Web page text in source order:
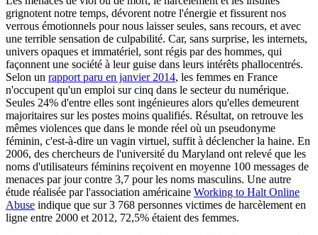
grignotent notre temps, dévorent notre l'énergie et fissurent nos
verrous émotionnels pour nous laisser seules, sans recours, et avec
une terrible sensation de culpabilité. Car, sans surprise, les internets,
univers opaques et immatériel, sont régis par des hommes, qui
façonnent une société à leur guise dans leurs intérêts phallocentrés.
Selon un rapport paru en janvier 2014, les femmes en France
n'occupent qu'un emploi sur cinq dans le secteur du numérique.
Seules 24% d'entre elles sont ingénieures alors qu'elles demeurent
majoritaires sur les postes moins qualifiés. Résultat, on retrouve les
mêmes violences que dans le monde réel où un pseudonyme
féminin, c'est-à-dire un vagin virtuel, suffit à déclencher la haine. En
2006, des chercheurs de l'université du Maryland ont relevé que les
noms d'utilisateurs féminins reçoivent en moyenne 100 messages de
menaces par jour contre 3,7 pour les noms masculins. Une autre
étude réalisée par l'association américaine Working to Halt Online
Abuse indique que sur 3 768 personnes victimes de harcèlement en
ligne entre 2000 et 2012, 72,5% étaient des femmes.